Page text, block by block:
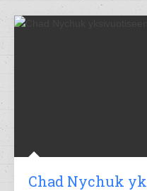
Chad Nychuk